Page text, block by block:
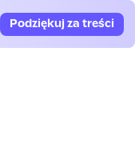
Podziękuj za treści